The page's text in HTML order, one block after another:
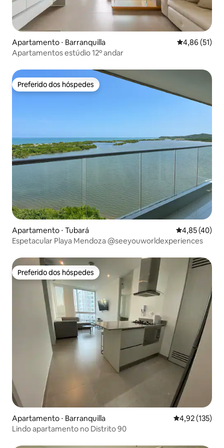
Apartamento ⋅ Barranquilla 4,86 de uma
4,86 (51)
Apartamentos estúdio 12º andar
Preferido dos hóspedes
Preferido dos hóspedes
Apartamento ⋅ Tubará 4,85 de uma
4,85 (40)
Espetacular Playa Mendoza @seeyouworldexperiences
Preferido dos hóspedes
Preferido dos hóspedes
Apartamento ⋅ Barranquilla 4,92 de uma
4,92 (135)
Lindo apartamento no Distrito 90